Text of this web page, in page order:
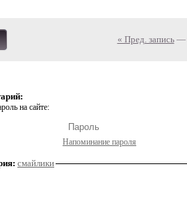
« Пред. запись—
на сайте:
Напоминание пароля
смайлики